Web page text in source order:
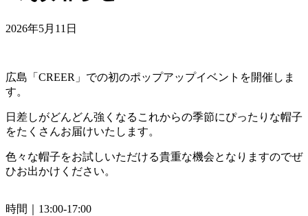
2026年5月11日
広島「CREER」での初のポップアップイベントを開催しま
す。
日差しがどんどん強くなるこれからの季節にぴったりな帽子
をたくさんお届けいたします。
色々な帽子をお試しいただける貴重な機会となりますのでぜ
ひお出かけください。
時間｜13:00-17:00